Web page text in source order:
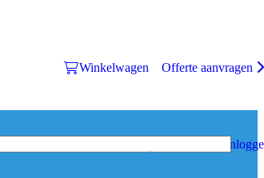
Winkelwagen Offerte aanvragen